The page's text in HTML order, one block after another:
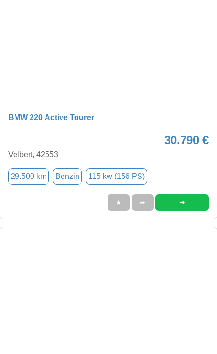
BMW 220 Active Tourer
30.790 €
Velbert, 42553
29.500 km Benzin 115 kw (156 PS)
★ ➦ ➜